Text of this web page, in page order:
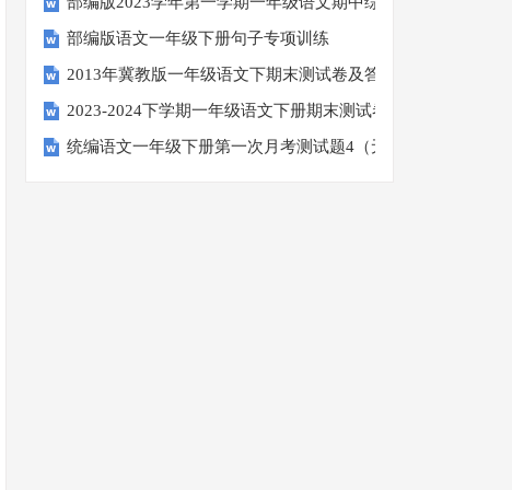
部编版语文一年级下册句子专项训练
2013年冀教版一年级语文下期末测试卷及答案
2023-2024下学期一年级语文下册期末测试卷
统编语文一年级下册第一次月考测试题4（无答案）